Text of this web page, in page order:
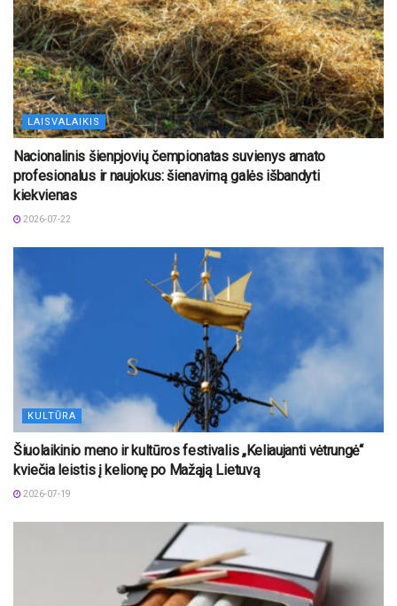
LAISVALAIKIS
Nacionalinis šienpjovių čempionatas suvienys amato
profesionalus ir naujokus: šienavimą galės išbandyti
kiekvienas
2026-07-22
KULTŪRA
Šiuolaikinio meno ir kultūros festivalis „Keliaujanti vėtrungė“
kviečia leistis į kelionę po Mažąją Lietuvą
2026-07-19